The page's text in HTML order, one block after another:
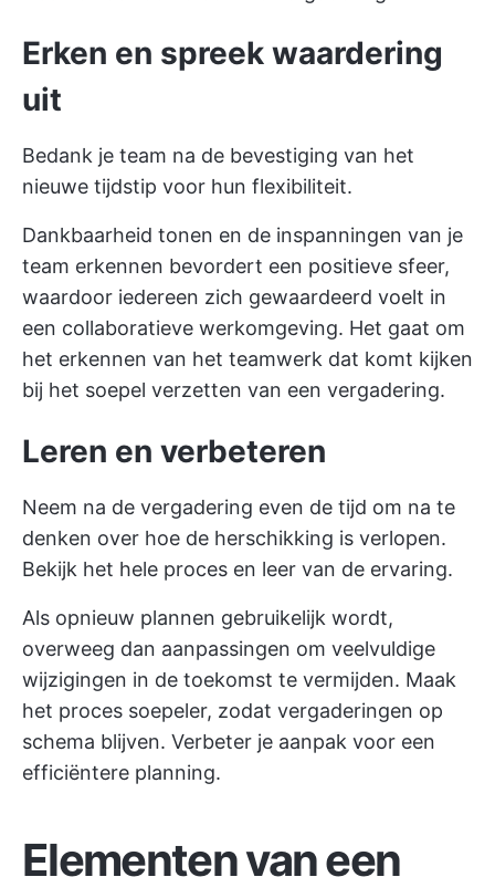
Erken en spreek waardering
uit
Bedank je team na de bevestiging van het
nieuwe tijdstip voor hun flexibiliteit.
Dankbaarheid tonen en de inspanningen van je
team erkennen bevordert een positieve sfeer,
waardoor iedereen zich gewaardeerd voelt in
een collaboratieve werkomgeving. Het gaat om
het erkennen van het teamwerk dat komt kijken
bij het soepel verzetten van een vergadering.
Leren en verbeteren
Neem na de vergadering even de tijd om na te
denken over hoe de herschikking is verlopen.
Bekijk het hele proces en leer van de ervaring.
Als opnieuw plannen gebruikelijk wordt,
overweeg dan aanpassingen om veelvuldige
wijzigingen in de toekomst te vermijden. Maak
het proces soepeler, zodat vergaderingen op
schema blijven. Verbeter je aanpak voor een
efficiëntere planning.
Elementen van een